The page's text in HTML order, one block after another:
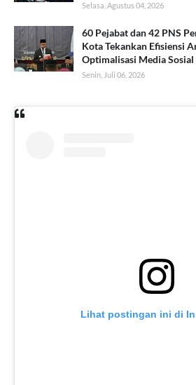
Selasa, Agustus 04, 2026
60 Pejabat dan 42 PNS
Kota Tekankan Efisiensi
Optimalisasi Media Sosial
Senin, Juli 06, 2026
Lihat postingan ini di